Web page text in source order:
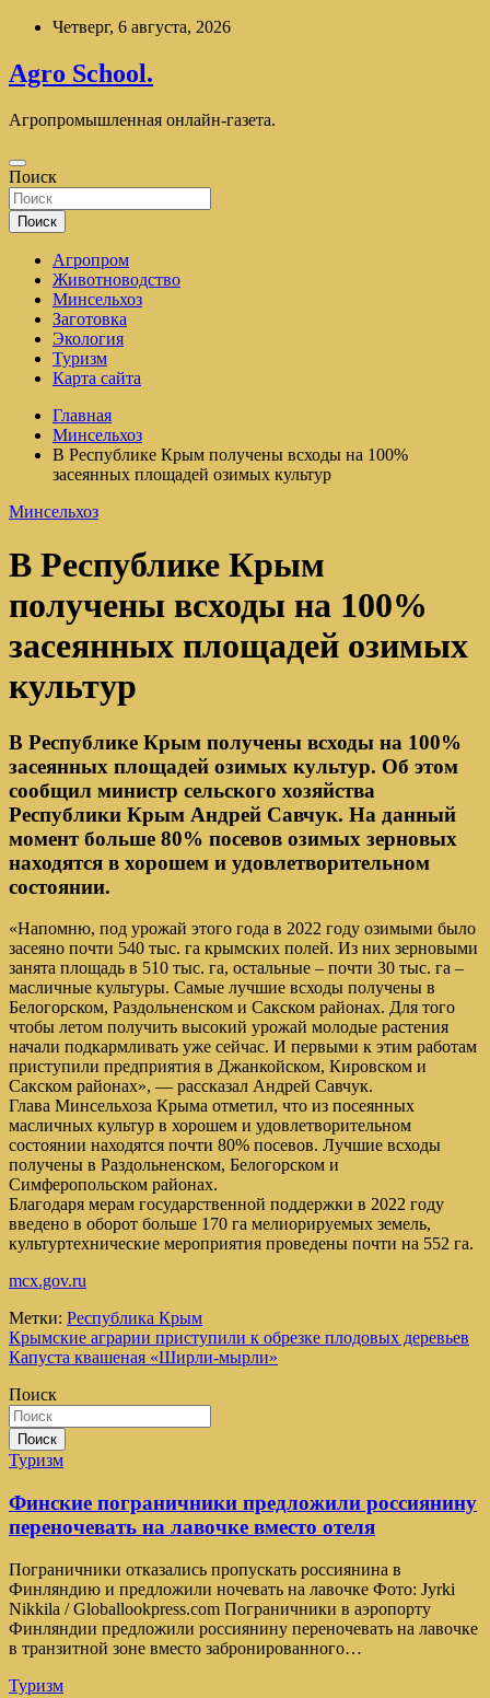
Перейти
содержимому
Четверг, 6 августа, 2026
Agro School.
Агропромышленная онлайн-газета.
Поиск
Поиск
Агропром
Животноводство
Минсельхоз
Заготовка
Экология
Туризм
Карта сайта
Главная
Минсельхоз
В Республике Крым получены всходы на 100%
засеянных площадей озимых культур
Минсельхоз
В Республике Крым
получены всходы на 100%
засеянных площадей озимых
культур
В Республике Крым получены всходы на 100%
засеянных площадей озимых культур. Об этом
сообщил министр сельского хозяйства
Республики Крым Андрей Савчук. На данный
момент больше 80% посевов озимых зерновых
находятся в хорошем и удовлетворительном
состоянии.
«Напомню, под урожай этого года в 2022 году озимыми было
засеяно почти 540 тыс. га крымских полей. Из них зерновыми
занята площадь в 510 тыс. га, остальные – почти 30 тыс. га –
масличные культуры. Самые лучшие всходы получены в
Белогорском, Раздольненском и Сакском районах. Для того
чтобы летом получить высокий урожай молодые растения
начали подкармливать уже сейчас. И первыми к этим работам
приступили предприятия в Джанкойском, Кировском и
Сакском районах», — рассказал Андрей Савчук.
Глава Минсельхоза Крыма отметил, что из посеянных
масличных культур в хорошем и удовлетворительном
состоянии находятся почти 80% посевов. Лучшие всходы
получены в Раздольненском, Белогорском и
Симферопольском районах.
Благодаря мерам государственной поддержки в 2022 году
введено в оборот больше 170 га мелиорируемых земель,
культуртехнические мероприятия проведены почти на 552 га.
mcx.gov.ru
Метки: Республика Крым
Навигация
по
записям
Крымские аграрии приступили к обрезке плодовых деревьев
Капуста квашеная «Ширли-мырли»
Поиск
Поиск
Туризм
Финские пограничники предложили россиянину
переночевать на лавочке вместо отеля
Пограничники отказались пропускать россиянина в
Финляндию и предложили ночевать на лавочке Фото: Jyrki
Nikkila / Globallookpress.com Пограничники в аэропорту
Финляндии предложили россиянину переночевать на лавочке
в транзитной зоне вместо забронированного…
Туризм